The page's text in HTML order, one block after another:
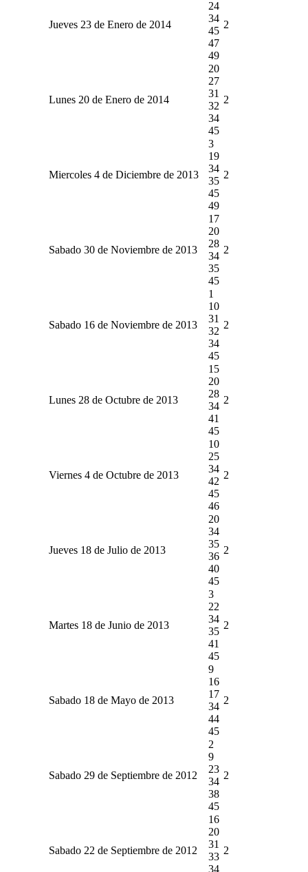
Jueves 23 de Enero de 2014
24
34
45
47
49
2
Lunes 20 de Enero de 2014
20
27
31
32
34
45
2
Miercoles 4 de Diciembre de 2013
3
19
34
35
45
49
2
Sabado 30 de Noviembre de 2013
17
20
28
34
35
45
2
Sabado 16 de Noviembre de 2013
1
10
31
32
34
45
2
Lunes 28 de Octubre de 2013
15
20
28
34
41
45
2
Viernes 4 de Octubre de 2013
10
25
34
42
45
46
2
Jueves 18 de Julio de 2013
20
34
35
36
40
45
2
Martes 18 de Junio de 2013
3
22
34
35
41
45
2
Sabado 18 de Mayo de 2013
9
16
17
34
44
45
2
Sabado 29 de Septiembre de 2012
2
9
23
34
38
45
2
Sabado 22 de Septiembre de 2012
16
20
31
33
34
2